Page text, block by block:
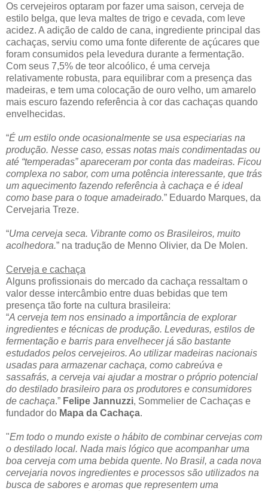
Os cervejeiros optaram por fazer uma saison, cerveja de
estilo belga, que leva maltes de trigo e cevada, com leve
acidez. A adição de caldo de cana, ingrediente principal das
cachaças, serviu como uma fonte diferente de açúcares que
foram consumidos pela levedura durante a fermentação.
Com seus 7,5% de teor alcoólico, é uma cerveja
relativamente robusta, para equilibrar com a presença das
madeiras, e tem uma colocação de ouro velho, um amarelo
mais escuro fazendo referência à cor das cachaças quando
envelhecidas.
“É um estilo onde ocasionalmente se usa especiarias na
produção. Nesse caso, essas notas mais condimentadas ou
até “temperadas” apareceram por conta das madeiras. Ficou
complexa no sabor, com uma potência interessante, que trás
um aquecimento fazendo referência à cachaça e é ideal
como base para o toque amadeirado.” Eduardo Marques, da
Cervejaria Treze.
“Uma cerveja seca. Vibrante como os Brasileiros, muito
acolhedora.” na tradução de Menno Olivier, da De Molen.
Cerveja e cachaça
Alguns profissionais do mercado da cachaça ressaltam o
valor desse intercâmbio entre duas bebidas que tem
presença tão forte na cultura brasileira:
“A cerveja tem nos ensinado a importância de explorar
ingredientes e técnicas de produção. Leveduras, estilos de
fermentação e barris para envelhecer já são bastante
estudados pelos cervejeiros. Ao utilizar madeiras nacionais
usadas para armazenar cachaça, como cabreúva e
sassafrás, a cerveja vai ajudar a mostrar o próprio potencial
do destilado brasileiro para os produtores e consumidores
de cachaça.” Felipe Jannuzzi, Sommelier de Cachaças e
fundador do Mapa da Cachaça.
"Em todo o mundo existe o hábito de combinar cervejas com
o destilado local. Nada mais lógico que acompanhar uma
boa cerveja com uma bebida quente. No Brasil, a cada nova
cervejaria novos ingredientes e processos são utilizados na
busca de sabores e aromas que representem uma